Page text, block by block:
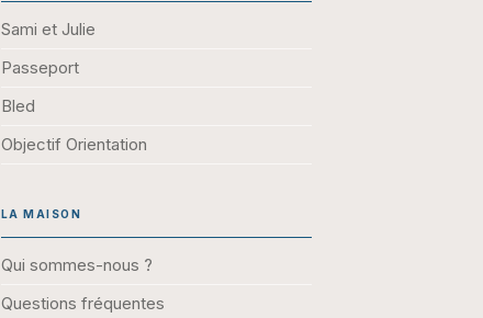
Sami et Julie
Passeport
Bled
Objectif Orientation
LA MAISON
Qui sommes-nous ?
Questions fréquentes